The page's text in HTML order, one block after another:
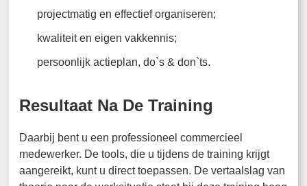
projectmatig en effectief organiseren;
kwaliteit en eigen vakkennis;
persoonlijk actieplan, do`s & don`ts.
Resultaat Na De Training
Daarbij bent u een professioneel commercieel
medewerker. De tools, die u tijdens de training krijgt
aangereikt, kunt u direct toepassen. De vertaalslag van